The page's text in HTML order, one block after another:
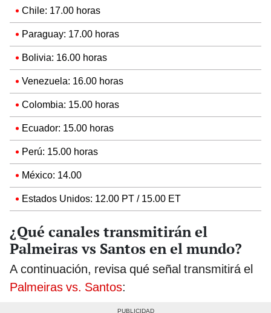
Chile: 17.00 horas
Paraguay: 17.00 horas
Bolivia: 16.00 horas
Venezuela: 16.00 horas
Colombia: 15.00 horas
Ecuador: 15.00 horas
Perú: 15.00 horas
México: 14.00
Estados Unidos: 12.00 PT / 15.00 ET
¿Qué canales transmitirán el
Palmeiras vs Santos en el mundo?
A continuación, revisa qué señal transmitirá el
Palmeiras vs. Santos: